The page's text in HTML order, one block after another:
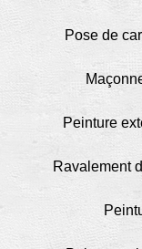
Pose de
Peinture
Ravalement